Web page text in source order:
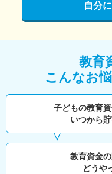
自分
教育
こんなお
子どもの教育
いつから
教育資金
どうや